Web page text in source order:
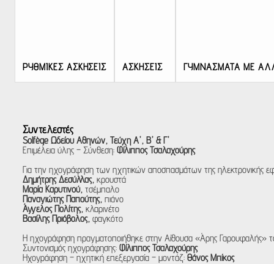
ΡΥΘΜΙΚΕΣ ΑΣΚΗΣΕΙΣ ΑΣΚΗΣΕΙΣ ΓΥΜΝΑΣΜΑΤΑ ΜΕ
Συντελεστές
Solfège Ωδείου Αθηνών, Τεύχη Α', Β' & Γ'
Επιμέλεια ύλης – Σύνθεση: Φίλιππος Τσαλαχούρης
Για την ηχογράφηση των ηχητικών αποσπασμάτων της ηλεκτρονικής
Δημήτρης Δεσύλλας,κρουστά
Μαρία Καρυτινού,τσέμπαλο
Παναγιώτης Παπούτης,πιάνο
Άγγελος Πολίτης,κλαρινέτο
Βασίλης Πριόβολος, φαγκότο
Η ηχογράφηση πραγματοποιήθηκε στην Αίθουσα «Άρης Γαρουφαλής»
Συντονισμός ηχογράφησης: Φίλιππος Τσαλαχούρης
Ηχογράφηση – ηχητική επεξεργασία – μοντάζ:Θάνος Μπίκος